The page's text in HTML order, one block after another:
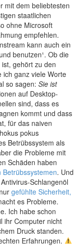
mit dem beliebtesten
staatlichen
ohne Microsoft
empfehlen.
kann auch ein
benutzen¹. Ob die
gehört zu den
ganz viele Worte
so sagen: Sie ist
auf Desktop-
sind, dass es
kommt und dass
für das naiven
pokus
Betrübssystem als
die Probleme mit
Schäden haben
Betrübssystemen. Und
Schlangenöl
gefühlte Sicherheit,
es Probleme.
Ich habe schon
ihr Computer nicht
Druck standen.
Erfahrungen.